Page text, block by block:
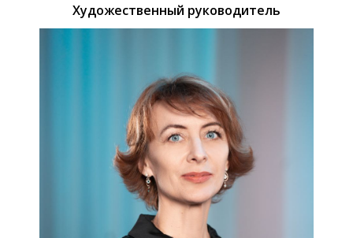
Художественный руководитель